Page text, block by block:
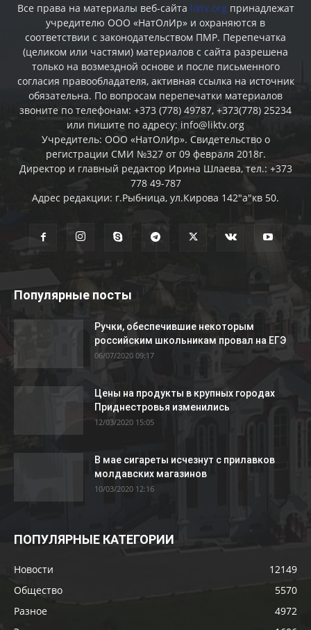
Все права на материалы веб-сайта liktv.org принадлежат
учредителю ООО «НатОлИр» и охраняются в
соответствии с законодательством ПМР. Перепечатка
(целиком или частями) материалов c сайта разрешена
только на возмездной основе и после письменного
согласия правообладателя, активная ссылка на источник
обязательна. По вопросам перепечатки материалов
звоните по телефонам: +373 (778) 49787, +373(778) 25234
или пишите по адресу: info@liktv.org
Учредитель: ООО «НатОлИр». Свидетельство о
регистрации СМИ №327 от 09 февраля 2018г.
Директор и главный редактор Ирина Шлаева, тел.: +373
778 49-787
Адрес редакции: г.Рыбница, ул.Кирова 142"а"кв 50.
Популярные посты
Ручки, обеспечившие некоторым
российским школьникам провал на ЕГЭ
06/07/2020 09:17
Цены на продукты в крупных городах
Приднестровья изменились
12/03/2020 15:05
В мае сигареты исчезнут с прилавков
молдавских магазинов
10/03/2020 12:16
ПОПУЛЯРНЫЕ КАТЕГОРИИ
Новости
12149
Общество
5570
Разное
4972